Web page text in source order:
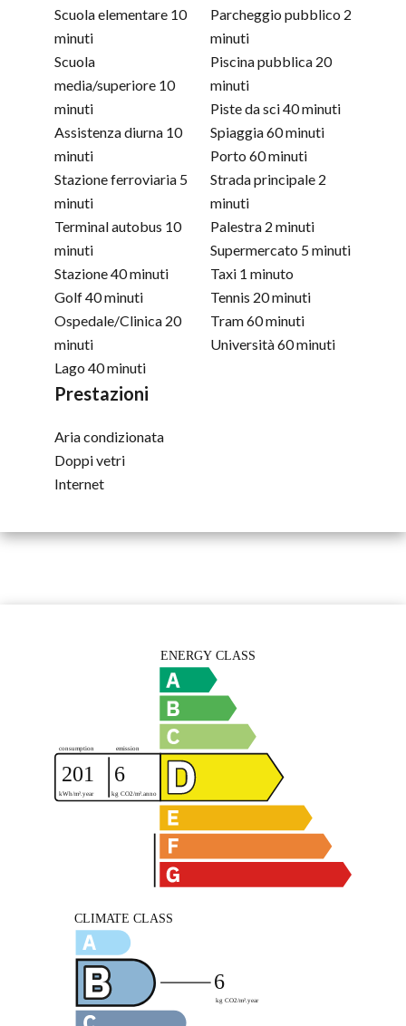
Scuola elementare 10
minuti
Scuola
media/superiore 10
minuti
Assistenza diurna 10
minuti
Stazione ferroviaria 5
minuti
Terminal autobus 10
minuti
Stazione40 minuti
Golf40 minuti
Ospedale/Clinica 20
minuti
Lago 40 minuti
Parcheggio pubblico 2
minuti
Piscina pubblica 20
minuti
Piste da sci40 minuti
Spiaggia60 minuti
Porto 60 minuti
Strada principale 2
minuti
Palestra 2 minuti
Supermercato 5 minuti
Taxi 1 minuto
Tennis 20 minuti
Tram60 minuti
Università60 minuti
Prestazioni
Aria condizionata
Doppi vetri
Internet